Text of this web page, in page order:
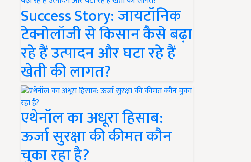
Success Story: जायटॉनिक
टेक्नोलॉजी से किसान कैसे बढ़ा
रहे हैं उत्पादन और घटा रहे हैं
खेती की लागत?
एथेनॉल का अधूरा हिसाब:
ऊर्जा सुरक्षा की कीमत कौन
चुका रहा है?